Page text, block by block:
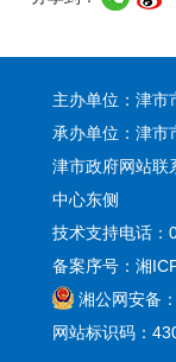
主办单位：津
承办单位：津市
津市政府网站联
中心东侧
技术支持电话：
备案序号：湘
湘公网安备
网站标识码：